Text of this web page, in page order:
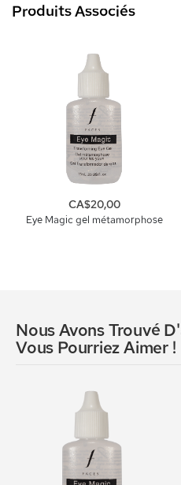
Produits Associés
Eye Magic gel métamorphose
CA$20,00
Nous Avons Trouvé
Vous Pourriez Aimer !